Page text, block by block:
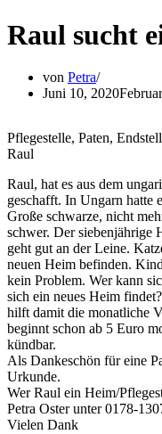
Raul sucht
von Petra
Juni 10, 2020
Pflegestelle, Paten,
Raul
Raul, hat es aus dem
geschafft. In Ungarn hatte
Große schwarze, nicht
schwer. Der siebenjährige
geht gut an der Leine.
neuen Heim befinden.
kein Problem. Wer kann
sich ein neues Heim
hilft damit die monatliche
beginnt schon ab 5 Euro
kündbar.
Als Dankeschön für eine
Urkunde.
Wer Raul ein Heim/
Petra Oster unter 0178-
Vielen Dank